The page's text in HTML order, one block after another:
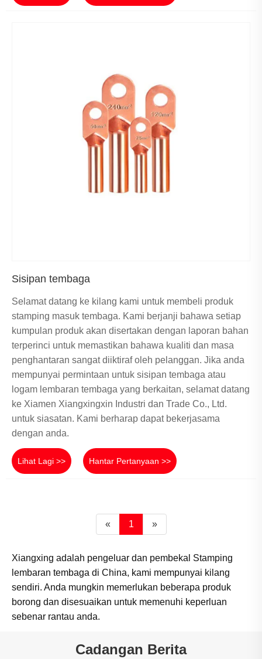
Sisipan tembaga
Selamat datang ke kilang kami untuk membeli produk
stamping masuk tembaga. Kami berjanji bahawa setiap
kumpulan produk akan disertakan dengan laporan bahan
terperinci untuk memastikan bahawa kualiti dan masa
penghantaran sangat diiktiraf oleh pelanggan. Jika anda
mempunyai permintaan untuk sisipan tembaga atau
logam lembaran tembaga yang berkaitan, selamat datang
ke Xiamen Xiangxingxin Industri dan Trade Co., Ltd.
untuk siasatan. Kami berharap dapat bekerjasama
dengan anda.
Lihat Lagi >> Hantar Pertanyaan >>
« 1 »
Xiangxing adalah pengeluar dan pembekal Stamping
lembaran tembaga di China, kami mempunyai kilang
sendiri. Anda mungkin memerlukan beberapa produk
borong dan disesuaikan untuk memenuhi keperluan
sebenar rantau anda.
Cadangan Berita